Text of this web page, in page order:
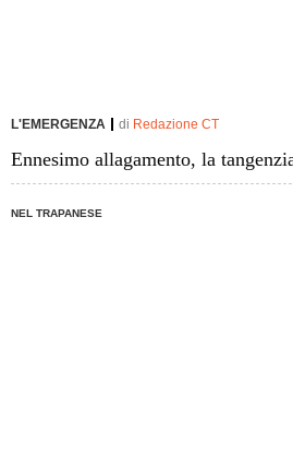
L'EMERGENZA di Redazione CT
Ennesimo allagamento, la
NEL TRAPANESE